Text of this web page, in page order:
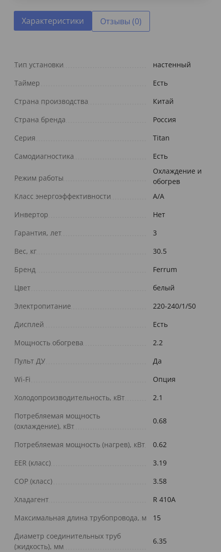
Характеристики Отзывы (0)
Тип установки
настенный
Таймер
Есть
Страна производства
Китай
Страна бренда
Россия
Серия
Titan
Самодиагностика
Есть
Режим работы
Охлаждение и
обогрев
Класс энергоэффективности
A/A
Инвертор
Нет
Гарантия, лет
3
Вес, кг
30.5
Бренд
Ferrum
Цвет
белый
Электропитание
220-240/1/50
Дисплей
Есть
Мощность обогрева
2.2
Пульт ДУ
Да
Wi-Fi
Опция
Холодопроизводительность, кВт
2.1
Потребляемая мощность
(охлаждение), кВт
0.68
Потребляемая мощность (нагрев), кВт
0.62
EER (класс)
3.19
COP (класс)
3.58
Хладагент
R 410A
Максимальная длина трубопровода, м
15
Диаметр соединительных труб
(жидкость), мм
6.35